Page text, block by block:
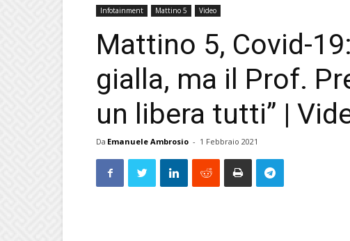
Infotainment Mattino 5 Video
Mattino 5, Covid-
gialla, ma il Prof.
un libera tutti” |
Da Emanuele Ambrosio - 1 Febbraio 2021